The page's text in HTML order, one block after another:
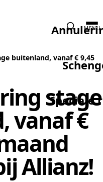
Speciale
MENU
buitenland, vanaf € 9,45
stage
vanaf €
Allianz!